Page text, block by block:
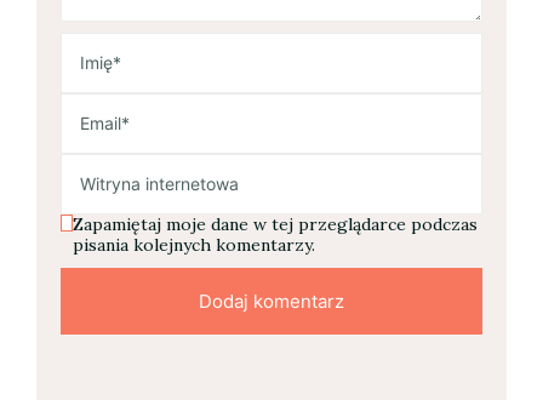
Zapamiętaj moje dane w tej przeglądarce podczas
pisania kolejnych komentarzy.